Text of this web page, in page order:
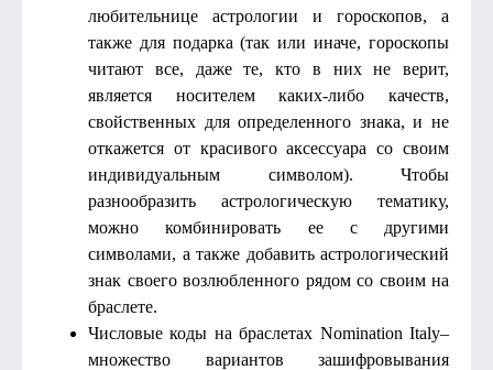
любительнице астрологии и гороскопов, а
также для подарка (так или иначе, гороскопы
читают все, даже те, кто в них не верит,
является носителем каких-либо качеств,
свойственных для определенного знака, и не
откажется от красивого аксессуара со своим
индивидуальным символом). Чтобы
разнообразить астрологическую тематику,
можно комбинировать ее с другими
символами, а также добавить астрологический
знак своего возлюбленного рядом со своим на
браслете.
Числовые коды на браслетах Nomination Italy–
множество вариантов зашифровывания